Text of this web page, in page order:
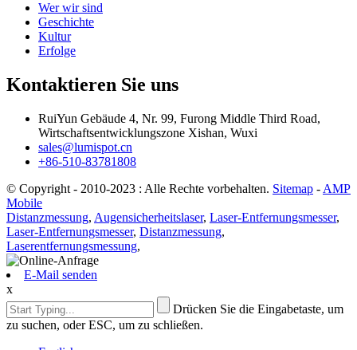
Wer wir sind
Geschichte
Kultur
Erfolge
Kontaktieren Sie uns
RuiYun Gebäude 4, Nr. 99, Furong Middle Third Road,
Wirtschaftsentwicklungszone Xishan, Wuxi
sales@lumispot.cn
+86-510-83781808
© Copyright - 2010-2023 : Alle Rechte vorbehalten. Sitemap - AMP
Mobile
Distanzmessung, Augensicherheitslaser, Laser-Entfernungsmesser,
Laser-Entfernungsmesser, Distanzmessung,
Laserentfernungsmessung,
E-Mail senden
x
Drücken Sie die Eingabetaste, um
zu suchen, oder ESC, um zu schließen.